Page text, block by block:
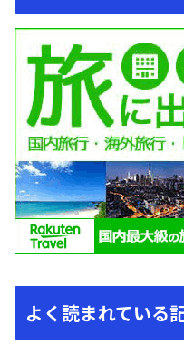
よく読まれている